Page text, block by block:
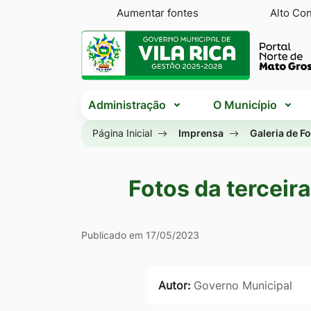
Seção
de
atalhos
e
de
acessibilidade
para
o
conteúdo
Ir
para
para
Aumentar fontes Alto
Seção
do
menu
principal
do
menu
Administração O Município
Página Inicial Imprensa Galeria de
Fotos da
Galeria
Publicado em 17/05/2023
Autor: Governo Municipal